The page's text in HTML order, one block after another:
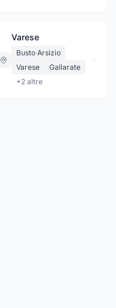
Varese
Busto Arsizio
Varese
Gallarate
+2 altre